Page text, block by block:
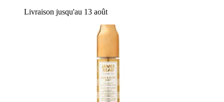
Livraison jusqu'au 13 août